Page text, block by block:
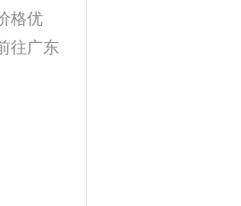
格优
往广东